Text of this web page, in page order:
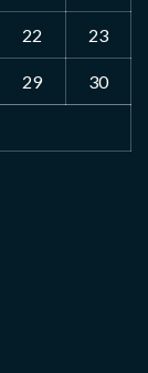
22 23
29 30